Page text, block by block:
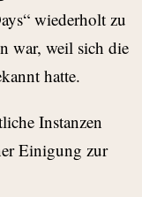
wiederholt zu
war, weil sich die
hatte.
Instanzen
Einigung zur